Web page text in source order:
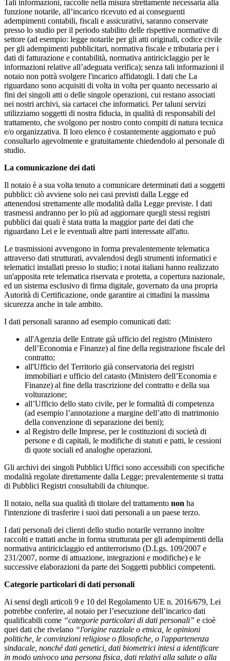
Tali informazioni, raccolte nella misura strettamente necessaria alla
funzione notarile, all’incarico ricevuto ed ai conseguenti
adempimenti contabili, fiscali e assicurativi, saranno conservate
presso lo studio per il periodo stabilito delle rispettive normative di
settore (ad esempio: legge notarile per gli atti originali, codice civile
per gli adempimenti pubblicitari, normativa fiscale e tributaria per i
dati di fatturazione e contabilità, normativa antiriciclaggio per le
informazioni relative all’adeguata verifica); senza tali informazioni il
notaio non potrà svolgere l'incarico affidatogli. I dati che La
riguardano sono acquisiti di volta in volta per quanto necessario ai
fini dei singoli atti o delle singole operazioni, cui restano associati
nei nostri archivi, sia cartacei che informatici. Per taluni servizi
utilizziamo soggetti di nostra fiducia, in qualità di responsabili del
trattamento, che svolgono per nostro conto compiti di natura tecnica
e/o organizzativa. Il loro elenco è costantemente aggiornato e può
consultarlo agevolmente e gratuitamente chiedendolo al personale di
studio.
La comunicazione dei dati
Il notaio è a sua volta tenuto a comunicare determinati dati a soggetti
pubblici: ciò avviene solo nei casi previsti dalla Legge ed
attenendosi strettamente alle modalità dalla Legge previste. I dati
trasmessi andranno per lo più ad aggiornare quegli stessi registri
pubblici dai quali è stata tratta la maggior parte dei dati che
riguardano Lei e le eventuali altre parti interessate all'atto.
Le trasmissioni avvengono in forma prevalentemente telematica
attraverso dati strutturati, avvalendosi degli strumenti informatici e
telematici installati presso lo studio; i notai italiani hanno realizzato
un'apposita rete telematica riservata e protetta, a copertura nazionale,
ed un sistema esclusivo di firma digitale, governato da una propria
Autorità di Certificazione, onde garantire ai cittadini la massima
sicurezza anche in tale ambito.
I dati personali saranno ad esempio comunicati dati:
all'Agenzia delle Entrate già ufficio del registro (Ministero
dell’Economia e Finanze) al fine della registrazione fiscale del
contratto;
all'Ufficio del Territorio già conservatoria dei registri
immobiliari e ufficio del catasto (Ministero dell’Economia e
Finanze) al fine della trascrizione del contratto e della sua
volturazione;
all’Ufficio dello stato civile, per le formalità di competenza
(ad esempio l’annotazione a margine dell’atto di matrimonio
della convenzione di separazione dei beni);
al Registro delle Imprese, per le costituzioni di società di
persone e di capitali, le modifiche di statuti e patti, le cessioni
di quote sociali ed analoghe operazioni.
Gli archivi dei singoli Pubblici Uffici sono accessibili con specifiche
modalità regolate direttamente dalla Legge; prevalentemente si tratta
di Pubblici Registri consultabili da chiunque.
Il notaio, nella sua qualità di titolare del trattamento non ha
l'intenzione di trasferire i suoi dati personali a un paese terzo.
I dati personali dei clienti dello studio notarile verranno inoltre
raccolti e trattati anche in forma strutturata per gli adempimenti della
normativa antiriciclaggio ed antiterrorismo (D.Lgs. 109/2007 e
231/2007, norme di attuazione, integrazioni e modifiche) e le
successive elaborazioni da parte dei Soggetti pubblici competenti.
Categorie particolari di dati personali
Ai sensi degli articoli 9 e 10 del Regolamento UE n. 2016/679, Lei
potrebbe conferire, al notaio per l’esecuzione dell’incarico dati
qualificabili come “categorie particolari di dati personali” e cioè
quei dati che rivelano “l'origine razziale o etnica, le opinioni
politiche, le convinzioni religiose o filosofiche, o l'appartenenza
sindacale, nonché dati genetici, dati biometrici intesi a identificare
in modo univoco una persona fisica, dati relativi alla salute o alla